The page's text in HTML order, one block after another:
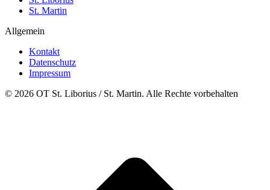
St. Martin
Allgemein
Kontakt
Datenschutz
Impressum
© 2026 OT St. Liborius / St. Martin. Alle Rechte vorbehalten